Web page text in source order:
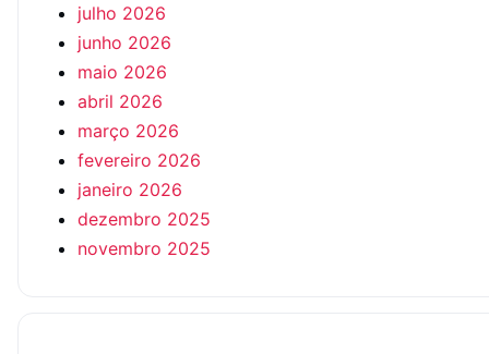
julho 2026
junho 2026
maio 2026
abril 2026
março 2026
fevereiro 2026
janeiro 2026
dezembro 2025
novembro 2025